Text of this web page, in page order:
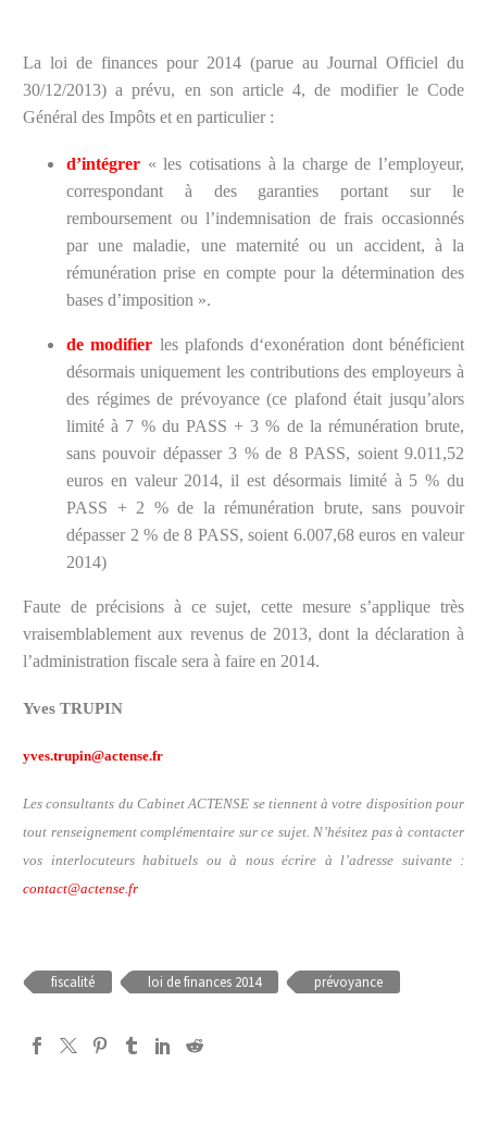
La loi de finances pour 2014 (parue au Journal Officiel du
30/12/2013) a prévu, en son article 4, de modifier le Code
Général des Impôts et en particulier :
d’intégrer « les cotisations à la charge de l’employeur,
correspondant à des garanties portant sur le
remboursement ou l’indemnisation de frais occasionnés
par une maladie, une maternité ou un accident, à la
rémunération prise en compte pour la détermination des
bases d’imposition ».
de modifier les plafonds d‘exonération dont bénéficient
désormais uniquement les contributions des employeurs à
des régimes de prévoyance (ce plafond était jusqu’alors
limité à 7 % du PASS + 3 % de la rémunération brute,
sans pouvoir dépasser 3 % de 8 PASS, soient 9.011,52
euros en valeur 2014, il est désormais limité à 5 % du
PASS + 2 % de la rémunération brute, sans pouvoir
dépasser 2 % de 8 PASS, soient 6.007,68 euros en valeur
2014)
Faute de précisions à ce sujet, cette mesure s’applique très
vraisemblablement aux revenus de 2013, dont la déclaration à
l’administration fiscale sera à faire en 2014.
Yves TRUPIN
yves.trupin@actense.fr
Les consultants du Cabinet ACTENSE se tiennent à votre disposition pour
tout renseignement complémentaire sur ce sujet. N’hésitez pas à contacter
vos interlocuteurs habituels ou à nous écrire à l’adresse suivante :
contact@actense.fr
fiscalité loi de finances 2014 prévoyance